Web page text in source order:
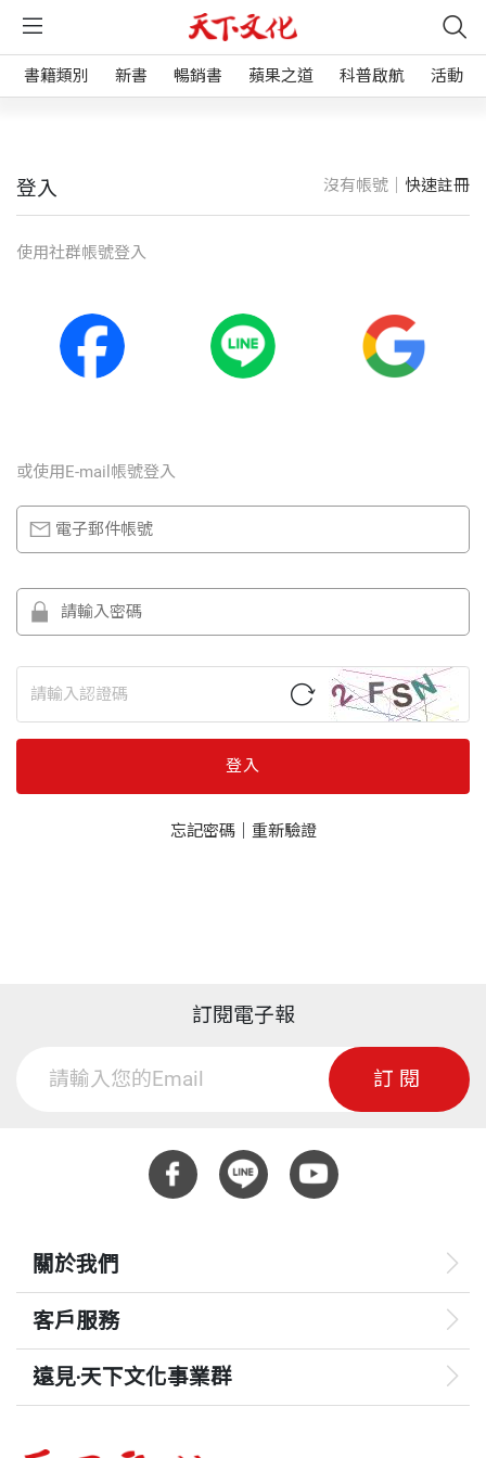
書籍類別 新書 暢銷書 蘋果之道 科普啟航 活動
登入 沒有帳號｜ 快速註冊
使⽤社群帳號登入
或使⽤E-mail帳號登入
登入
忘記密碼｜ 重新驗證
訂閱電子報
訂閱
關於我們
客戶服務
遠見‧天下文化事業群